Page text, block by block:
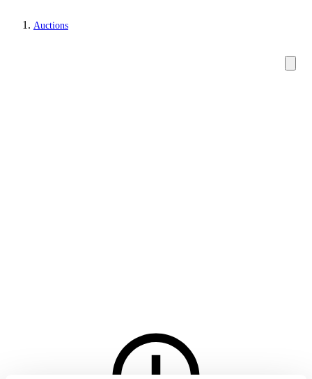
Auctions